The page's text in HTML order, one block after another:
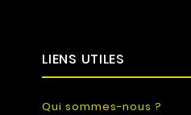
LIENS UTILES
Qui sommes-nous ?